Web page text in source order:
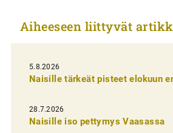
k
e
l
i
e
n
Aiheeseen liittyvät
5.8.2026
Naisille tärkeät pisteet elokuun
28.7.2026
Naisille iso pettymys Vaasassa